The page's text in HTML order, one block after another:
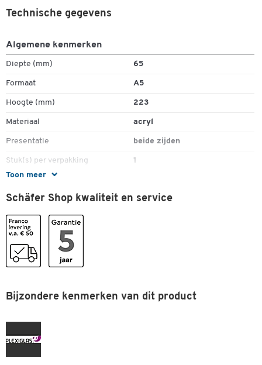
Toon meer
Technische gegevens
Algemene kenmerken
Diepte (mm) 65
Formaat A5
Hoogte (mm) 223
Materiaal acryl
Presentatie beide zijden
Stuk(s) per verpakking 1
Vorm
Breedte (mm)
Schäfer Shop kwaliteit en service
Bijzondere kenmerken van dit product